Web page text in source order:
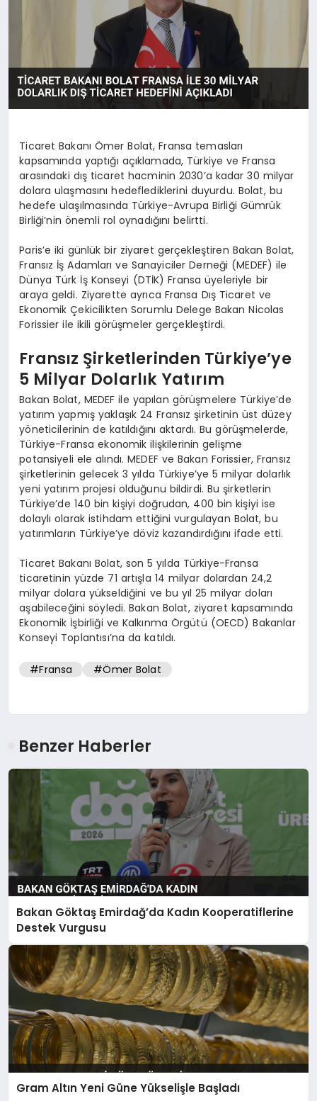
Ticaret Bakanı Ömer Bolat, Fransa temasları
kapsamında yaptığı açıklamada, Türkiye ve Fransa
arasındaki dış ticaret hacminin 2030’a kadar 30 milyar
dolara ulaşmasını hedeflediklerini duyurdu. Bolat, bu
hedefe ulaşılmasında Türkiye-Avrupa Birliği Gümrük
Birliği’nin önemli rol oynadığını belirtti.
Paris’e iki günlük bir ziyaret gerçekleştiren Bakan Bolat,
Fransız İş Adamları ve Sanayiciler Derneği (MEDEF) ile
Dünya Türk İş Konseyi (DTİK) Fransa üyeleriyle bir
araya geldi. Ziyarette ayrıca Fransa Dış Ticaret ve
Ekonomik Çekicilikten Sorumlu Delege Bakan Nicolas
Forissier ile ikili görüşmeler gerçekleştirdi.
Fransız Şirketlerinden Türkiye’ye
5 Milyar Dolarlık Yatırım
Bakan Bolat, MEDEF ile yapılan görüşmelere Türkiye’de
yatırım yapmış yaklaşık 24 Fransız şirketinin üst düzey
yöneticilerinin de katıldığını aktardı. Bu görüşmelerde,
Türkiye-Fransa ekonomik ilişkilerinin gelişme
potansiyeli ele alındı. MEDEF ve Bakan Forissier, Fransız
şirketlerinin gelecek 3 yılda Türkiye’ye 5 milyar dolarlık
yeni yatırım projesi olduğunu bildirdi. Bu şirketlerin
Türkiye’de 140 bin kişiyi doğrudan, 400 bin kişiyi ise
dolaylı olarak istihdam ettiğini vurgulayan Bolat, bu
yatırımların Türkiye’ye döviz kazandırdığını ifade etti.
Ticaret Bakanı Bolat, son 5 yılda Türkiye-Fransa
ticaretinin yüzde 71 artışla 14 milyar dolardan 24,2
milyar dolara yükseldiğini ve bu yıl 25 milyar doları
aşabileceğini söyledi. Bakan Bolat, ziyaret kapsamında
Ekonomik İşbirliği ve Kalkınma Örgütü (OECD) Bakanlar
Konseyi Toplantısı’na da katıldı.
#Fransa #Ömer Bolat
Benzer Haberler
Bakan Göktaş Emirdağ’da Kadın Kooperatiflerine
Destek Vurgusu
Gram Altın Yeni Güne Yükselişle Başladı